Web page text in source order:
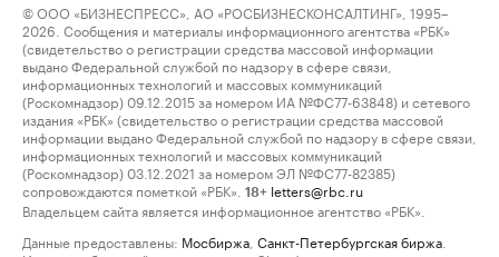
© ООО «БИЗНЕСПРЕСС», АО «РОСБИЗНЕСКОНСАЛТИНГ», 1995–
2026. Сообщения и материалы информационного агентства «РБК»
(свидетельство о регистрации средства массовой информации
выдано Федеральной службой по надзору в сфере связи,
информационных технологий и массовых коммуникаций
(Роскомнадзор) 09.12.2015 за номером ИА №ФС77-63848) и сетевого
издания «РБК» (свидетельство о регистрации средства массовой
информации выдано Федеральной службой по надзору в сфере связи,
информационных технологий и массовых коммуникаций
(Роскомнадзор) 03.12.2021 за номером ЭЛ №ФС77-82385)
сопровождаются пометкой «РБК».
18+ letters@rbc.ru
Владельцем сайта является информационное агентство «РБК».
Данные предоставлены: Мосбиржа Санкт-Петербургская биржа